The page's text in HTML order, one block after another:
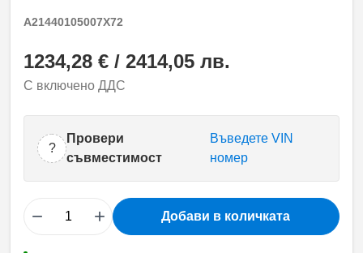
A21440105007X72
1234,28 € / 2414,05 лв.
С включено ДДС
?
Провери
съвместимост
Въведете VIN
номер
− + Добави в количката